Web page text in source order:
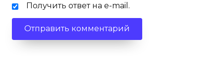
Получить ответ на e-mail.